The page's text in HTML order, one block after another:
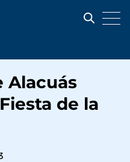
Alacuás
de la